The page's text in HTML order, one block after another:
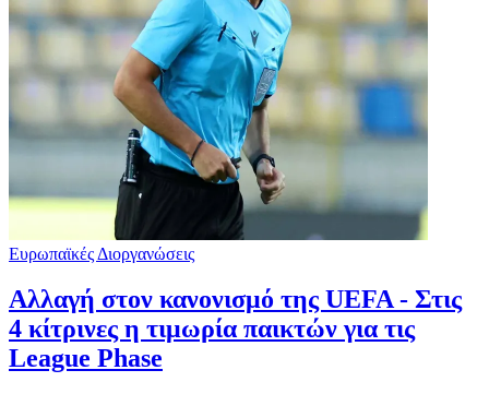
Ευρωπαϊκές Διοργανώσεις
Αλλαγή στον κανονισμό της UEFA - Στις
4 κίτρινες η τιμωρία παικτών για τις
League Phase